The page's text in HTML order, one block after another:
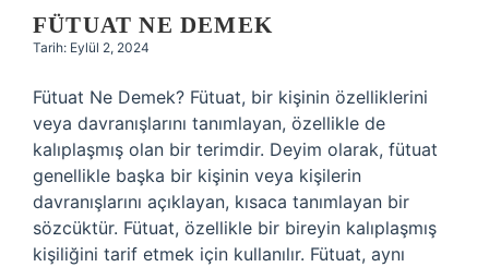
FÜTUAT NE DEMEK
Tarih: Eylül 2, 2024
Fütuat Ne Demek? Fütuat, bir kişinin özelliklerini
veya davranışlarını tanımlayan, özellikle de
kalıplaşmış olan bir terimdir. Deyim olarak, fütuat
genellikle başka bir kişinin veya kişilerin
davranışlarını açıklayan, kısaca tanımlayan bir
sözcüktür. Fütuat, özellikle bir bireyin kalıplaşmış
kişiliğini tarif etmek için kullanılır. Fütuat, aynı